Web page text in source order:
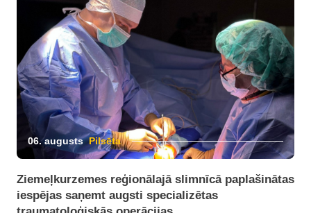
06. augusts Pilsēta
Ziemeļkurzemes reģionālajā slimnīcā paplašinātas
iespējas saņemt augsti specializētas